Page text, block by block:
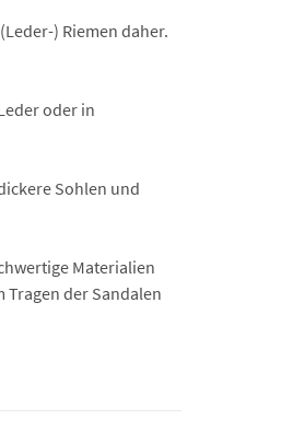
) Riemen daher.
oder in
Sohlen und
Materialien
Tragen der Sandalen